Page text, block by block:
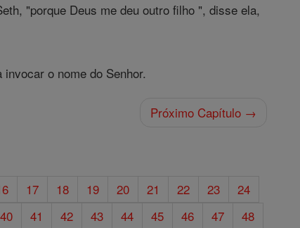
"porque Deus me deu outro filho ", disse ela,
o nome do Senhor.
Próximo Capítulo →
17 18 19 20 21 22 23
24
40 41 42 43 44 45 46 47
48